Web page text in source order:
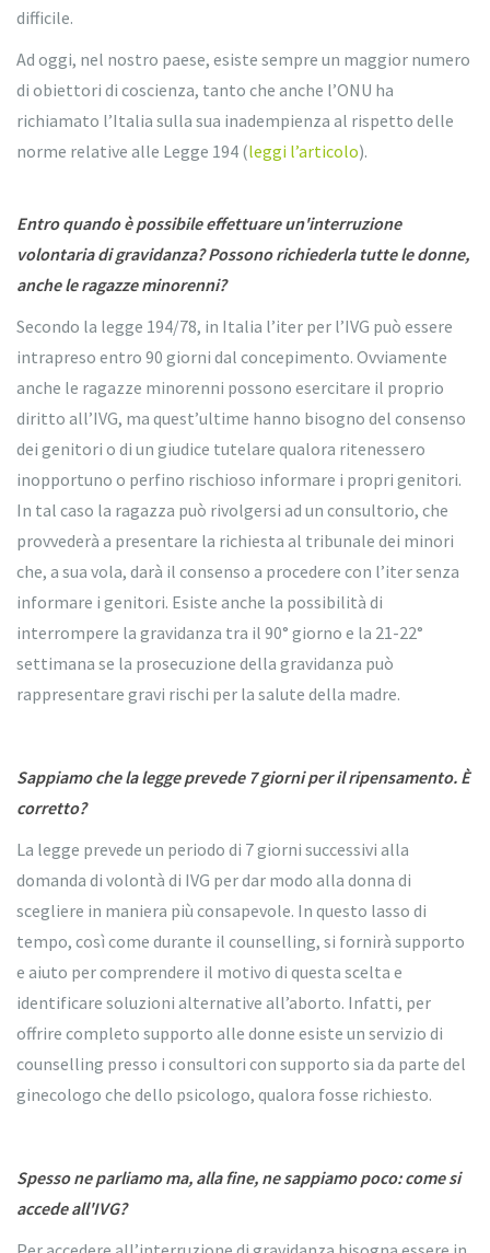
difficile.
Ad oggi, nel nostro paese, esiste sempre un maggior numero
di obiettori di coscienza, tanto che anche l’ONU ha
richiamato l’Italia sulla sua inadempienza al rispetto delle
norme relative alle Legge 194 (leggi l’articolo).
Entro quando è possibile effettuare un'interruzione
volontaria di gravidanza? Possono richiederla tutte le donne,
anche le ragazze minorenni?
Secondo la legge 194/78, in Italia l’iter per l’IVG può essere
intrapreso entro 90 giorni dal concepimento. Ovviamente
anche le ragazze minorenni possono esercitare il proprio
diritto all’IVG, ma quest’ultime hanno bisogno del consenso
dei genitori o di un giudice tutelare qualora ritenessero
inopportuno o perfino rischioso informare i propri genitori.
In tal caso la ragazza può rivolgersi ad un consultorio, che
provvederà a presentare la richiesta al tribunale dei minori
che, a sua vola, darà il consenso a procedere con l’iter senza
informare i genitori. Esiste anche la possibilità di
interrompere la gravidanza tra il 90° giorno e la 21-22°
settimana se la prosecuzione della gravidanza può
rappresentare gravi rischi per la salute della madre.
Sappiamo che la legge prevede 7 giorni per il ripensamento. È
corretto?
La legge prevede un periodo di 7 giorni successivi alla
domanda di volontà di IVG per dar modo alla donna di
scegliere in maniera più consapevole. In questo lasso di
tempo, così come durante il counselling, si fornirà supporto
e aiuto per comprendere il motivo di questa scelta e
identificare soluzioni alternative all’aborto. Infatti, per
offrire completo supporto alle donne esiste un servizio di
counselling presso i consultori con supporto sia da parte del
ginecologo che dello psicologo, qualora fosse richiesto.
Spesso ne parliamo ma, alla fine, ne sappiamo poco: come si
accede all'IVG?